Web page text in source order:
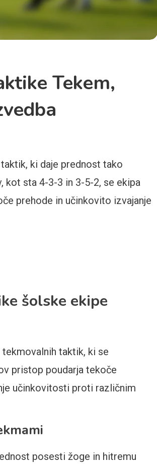
Tekem,
ki daje prednost tako
kot sta 4-3-3 in 3-5-2, se ekipa
prehode in učinkovito izvajanje
šolske ekipe
taktik, ki se
pristop poudarja tekoče
učinkovitosti proti različnim
posesti žoge in hitremu